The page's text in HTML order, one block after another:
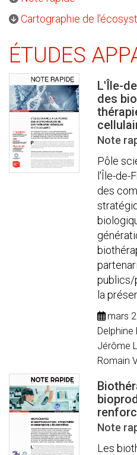
Cartographie de
ÉTUDES
L'Île-
des
Note
Pôle
l'Île-de-
des
publics/
la
mars
Jérôme
Romain
Note
Les